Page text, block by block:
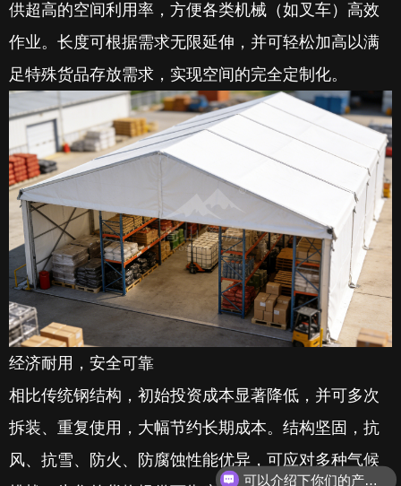
供超高的空间利用率，方便各类机械（如叉车）高效
作业。长度可根据需求无限延伸，并可轻松加高以满
足特殊货品存放需求，实现空间的完全定制化。
经济耐用，安全可靠
相比传统钢结构，初始投资成本显著降低，并可多次
拆装、重复使用，大幅节约长期成本。结构坚固，抗
风、抗雪、防火、防腐蚀性能优异，可应对多种气候
可以介绍下你们的产品么？